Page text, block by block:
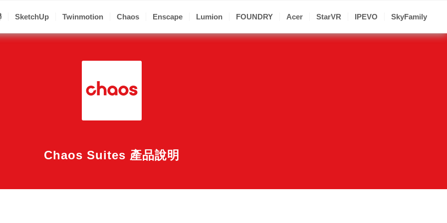
SketchUp Twinmotion Chaos Enscape Lumion FOUNDRY Acer StarVR IPEVO SkyFamily
Chaos Suites 產品說明